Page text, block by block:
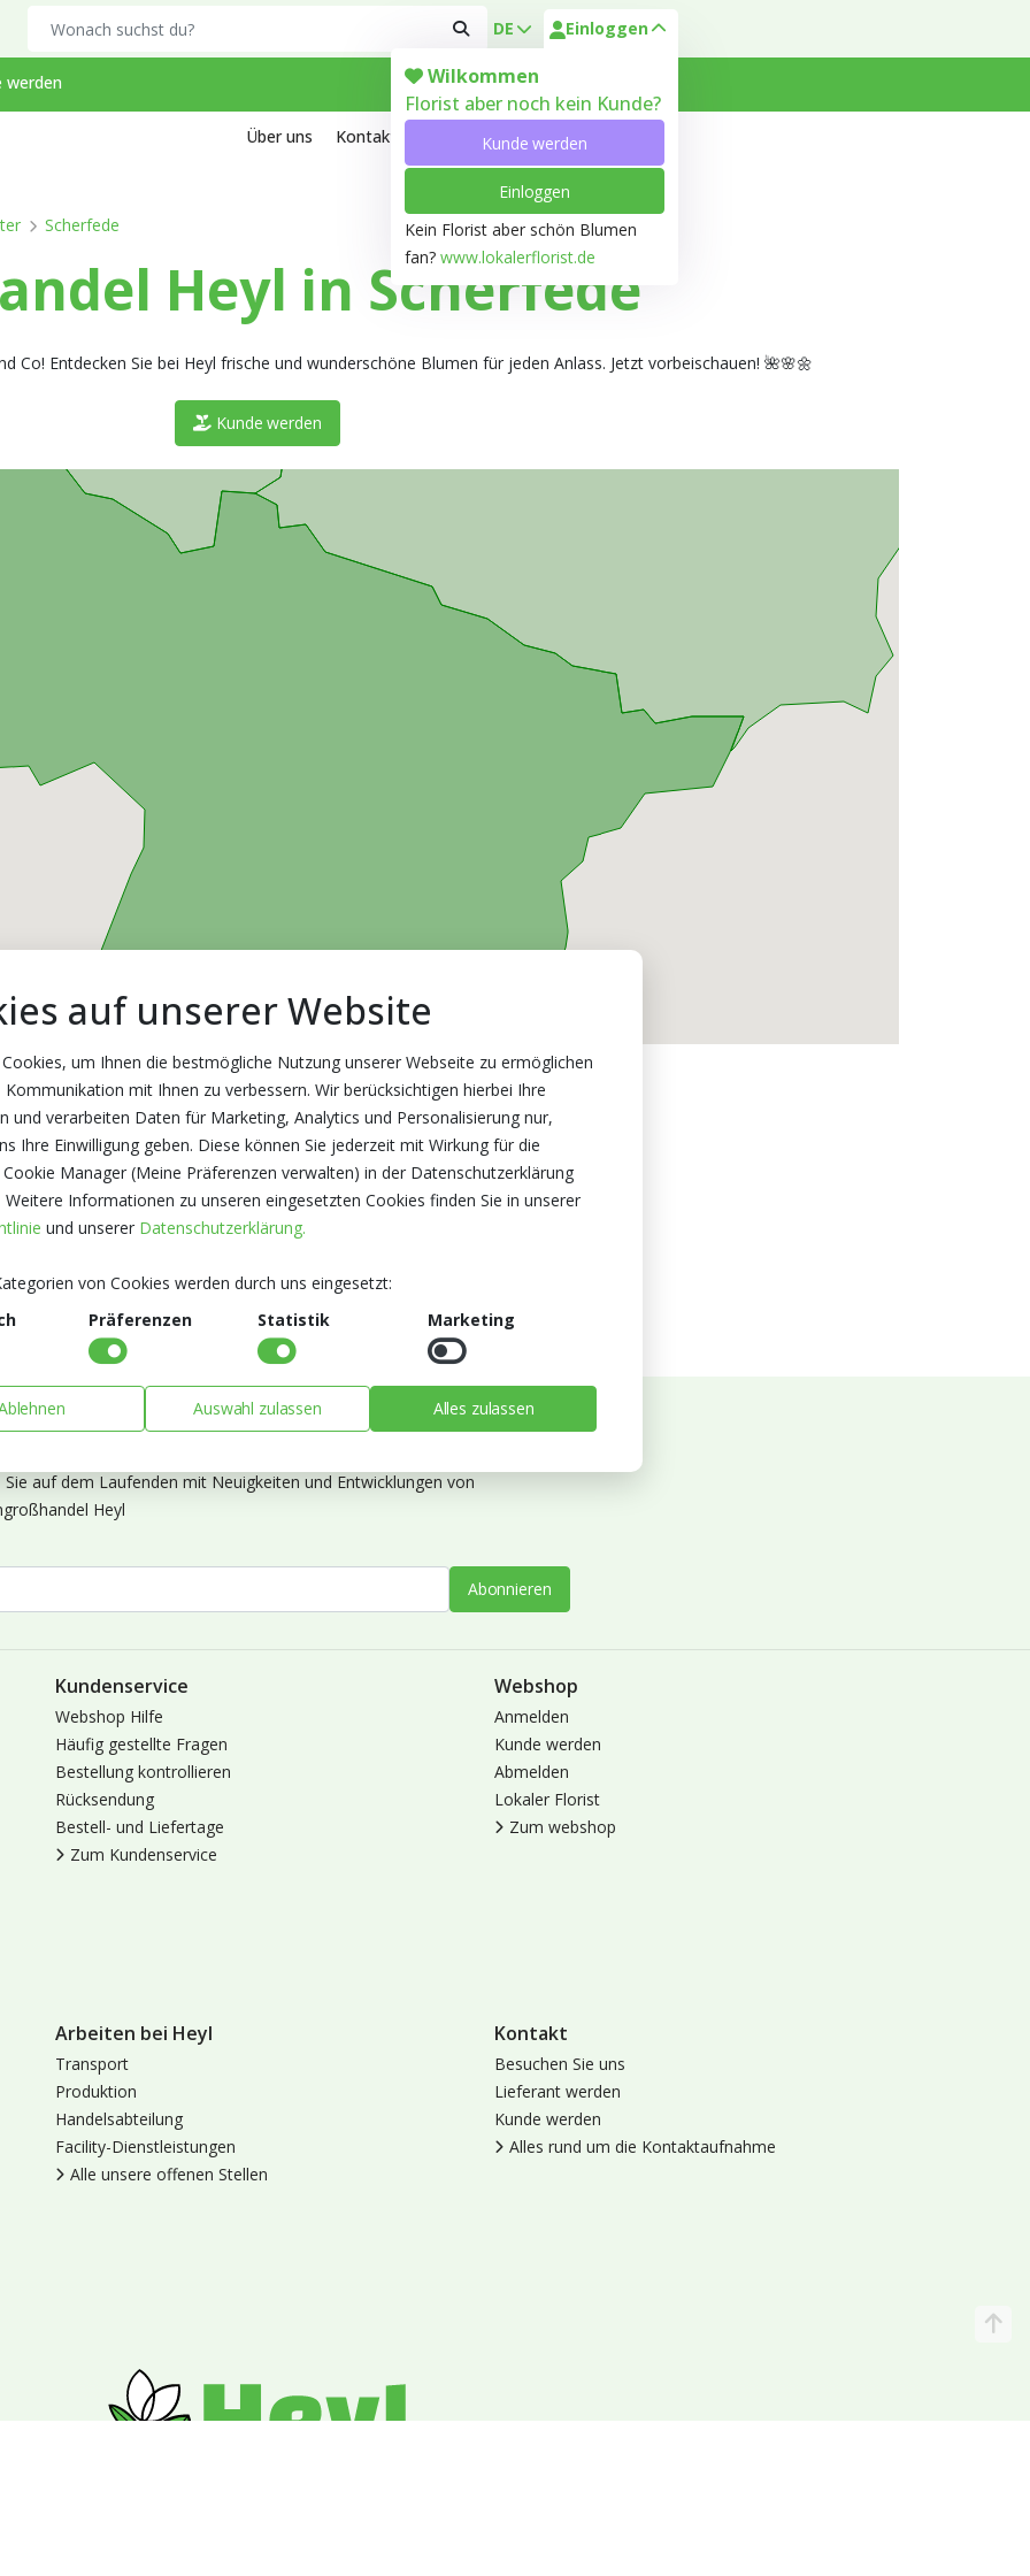
DE Einloggen
Wilkommen
Florist aber noch kein Kunde?
Kunde werden
Einloggen
Kein Florist aber schön Blumen
fan? www.lokalerflorist.de
werden
Über uns Kontakt Arbeiten bei Heyl Kundenservice
Scherfede
Heyl in Scherfede
Co! Entdecken Sie bei Heyl frische und wunderschöne Blumen für jeden Anlass. Jetzt vorbeischauen! 🌺🌸🌼
Kunde werden
Sie unseren Newsletter
Sie auf dem Laufenden mit Neuigkeiten und Entwicklungen von
Heyl
Abonnieren
Kundenservice
Webshop Hilfe
Häufig gestellte Fragen
Bestellung kontrollieren
Rücksendung
Bestell- und Liefertage
Zum Kundenservice
Webshop
Anmelden
Kunde werden
Abmelden
Lokaler Florist
Zum webshop
Arbeiten bei Heyl
Transport
Produktion
Handelsabteilung
Facility-Dienstleistungen
Alle unsere offenen Stellen
Kontakt
Besuchen Sie uns
Lieferant werden
Kunde werden
Alles rund um die Kontaktaufnahme
auf unserer Website
um Ihnen die bestmögliche Nutzung unserer Webseite zu ermöglichen
Kommunikation mit Ihnen zu verbessern. Wir berücksichtigen hierbei Ihre
und verarbeiten Daten für Marketing, Analytics und Personalisierung nur,
Ihre Einwilligung geben. Diese können Sie jederzeit mit Wirkung für die
Manager (Meine Präferenzen verwalten) in der Datenschutzerklärung
Weitere Informationen zu unseren eingesetzten Cookies finden Sie in unserer
und unserer Datenschutzerklärung.
von Cookies werden durch uns eingesetzt:
Präferenzen Statistik Marketing
Auswahl zulassen Alles zulassen